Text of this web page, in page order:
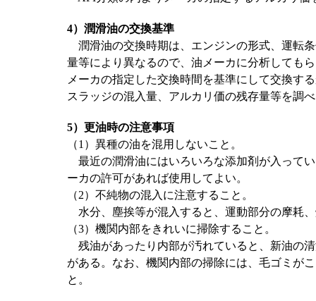
4）潤滑油の交換基準
潤滑油の交換時期は、エンジンの形式、運転
量等により異なるので、油メーカに分析しても
メーカの指定した交換時間を基準にして交換す
スラッジの混入量、アルカリ価の残存量等を調
5）更油時の注意事項
（1）異種の油を混用しないこと。
最近の潤滑油にはいろいろな添加剤が入って
ーカの許可があれば使用してよい。
（2）不純物の混入に注意すること。
水分、塵挨等が混入すると、運動部分の摩耗
（3）機関内部をきれいに掃除すること。
残油があったり内部が汚れていると、新油の
がある。なお、機関内部の掃除には、毛ゴミが
と。